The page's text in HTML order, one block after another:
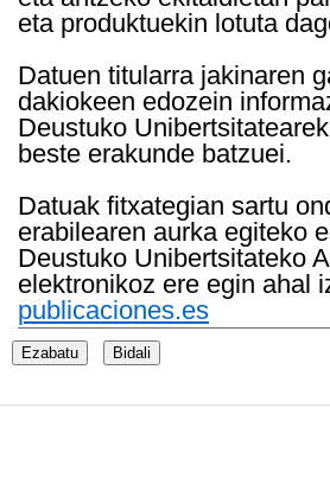
eta produktuekin lotuta
Datuen titularra jakinaren
dakiokeen edozein
Deustuko
beste erakunde batzuei.
Datuak fitxategian sartu
erabilearen aurka egiteko
Deustuko Unibertsitateko
elektronikoz ere egin ahal
publicaciones.es
Ezabatu Bidali